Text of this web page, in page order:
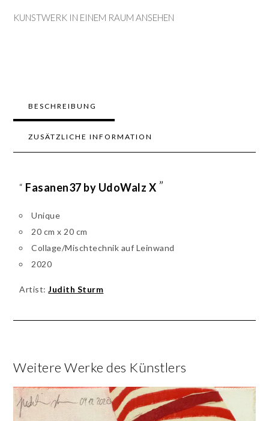
KUNSTWERK IN EINEM RAUM ANSEHEN
BESCHREIBUNG
ZUSÄTZLICHE INFORMATION
“ Fasanen37 by UdoWalz X ”
Unique
20 cm x 20 cm
Collage/Mischtechnik auf Leinwand
2020
Artist:Judith Sturm
Weitere Werke des Künstlers